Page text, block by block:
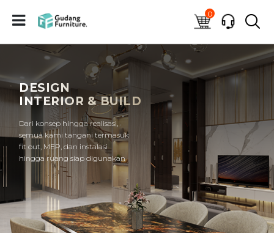
0
DESIGN
INTERIOR & BUILD
Dari konsep hingga realisasi,
semua kami tangani termasuk
fit out, MEP, dan instalasi
hingga ruang siap digunakan